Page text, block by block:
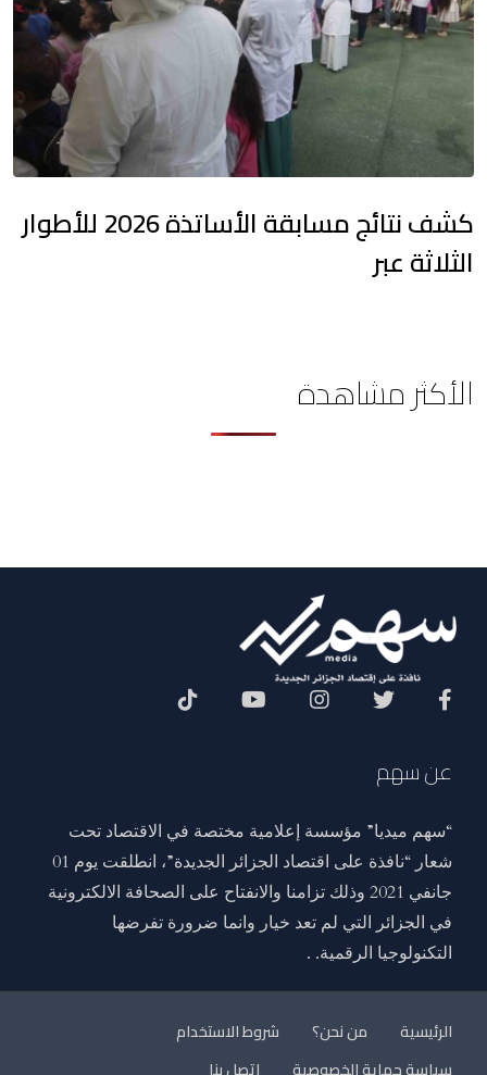
كشف نتائج مسابقة الأساتذة 2026 للأطوار
الثلاثة عبر
الأكثر مشاهدة
عن سهم
“سهم ميديا” مؤسسة إعلامية مختصة في الاقتصاد تحت
شعار “نافذة على اقتصاد الجزائر الجديدة”، انطلقت يوم 01
جانفي 2021 وذلك تزامنا والانفتاح على الصحافة الالكترونية
في الجزائر التي لم تعد خيار وانما ضرورة تفرضها
التكنولوجيا الرقمية. .
الرئيسية من نحن؟
شروط الاستخدام
سياسة حماية الخصوصية
اتصل بنا